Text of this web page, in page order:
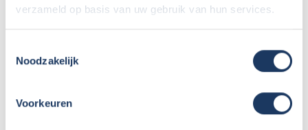
verzameld op basis van uw gebruik van hun services.
Noodzakelijk
Voorkeuren
Sunlight Demodagen
Profiteer van €1400 voordeel op nieuwe
Sunlight modellen